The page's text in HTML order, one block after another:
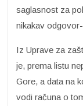
saglasnost za
nikakav
Iz Uprave za
je, prema listu
Gore, a data na
vodi računa o